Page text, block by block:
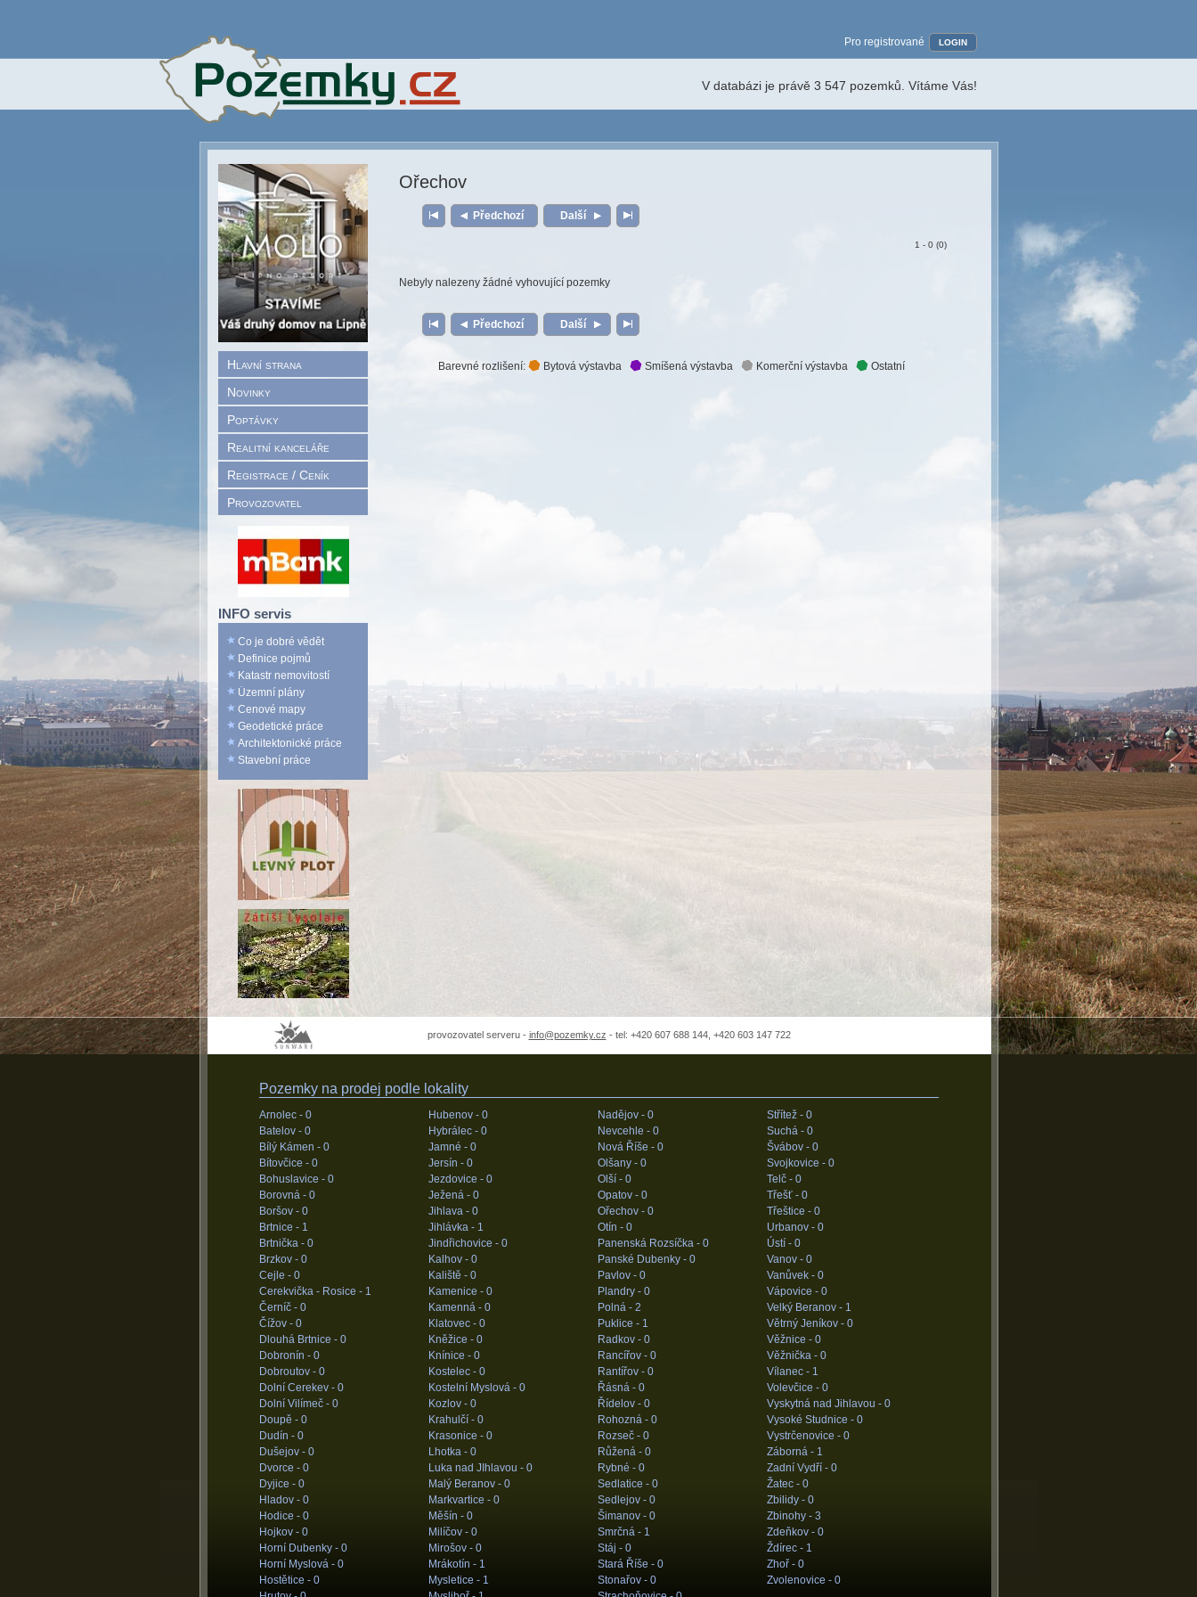
Hlavní strana
Novinky
Poptávky
Realitní kanceláře
Registrace / Ceník
Provozovatel
INFO servis
Co je dobré vědět
Definice pojmů
Katastr nemovitostí
Územní plány
Cenové mapy
Geodetické práce
Architektonické práce
Stavební práce
Pro registrované LOGIN
V databázi je právě 3 547 pozemků. Vítáme Vás!
Ořechov
Předchozí Další
1 - 0 (0)
Nebyly nalezeny žádné vyhovující pozemky
Předchozí Další
Barevné rozlišení: Bytová výstavba Smíšená výstavba Komerční výstavba Ostatní
provozovatel serveru - info@pozemky.cz - tel: +420 607 688 144, +420 603 147 722
Pozemky na prodej podle lokality
Arnolec - 0
Batelov - 0
Bílý Kámen - 0
Bítovčice - 0
Bohuslavice - 0
Borovná - 0
Boršov - 0
Brtnice - 1
Brtnička - 0
Brzkov - 0
Cejle - 0
Cerekvička - Rosice - 1
Černíč - 0
Čížov - 0
Dlouhá Brtnice - 0
Dobronín - 0
Dobroutov - 0
Dolní Cerekev - 0
Dolní Vilímeč - 0
Doupě - 0
Dudín - 0
Dušejov - 0
Dvorce - 0
Dyjice - 0
Hladov - 0
Hodice - 0
Hojkov - 0
Horní Dubenky - 0
Horní Myslová - 0
Hostětice - 0
Hubenov - 0
Hybrálec - 0
Jamné - 0
Jersín - 0
Jezdovice - 0
Ježená - 0
Jihlava - 0
Jihlávka - 1
Jindřichovice - 0
Kalhov - 0
Kaliště - 0
Kamenice - 0
Kamenná - 0
Klatovec - 0
Kněžice - 0
Knínice - 0
Kostelec - 0
Kostelní Myslová - 0
Kozlov - 0
Krahulčí - 0
Krasonice - 0
Lhotka - 0
Luka nad JIhlavou - 0
Malý Beranov - 0
Markvartice - 0
Měšín - 0
Milíčov - 0
Mirošov - 0
Mrákotín - 1
Mysletice - 1
Nadějov - 0
Nevcehle - 0
Nová Říše - 0
Olšany - 0
Olší - 0
Opatov - 0
Ořechov - 0
Otín - 0
Panenská Rozsíčka - 0
Panské Dubenky - 0
Pavlov - 0
Plandry - 0
Polná - 2
Puklice - 1
Radkov - 0
Rancířov - 0
Rantířov - 0
Řásná - 0
Řídelov - 0
Rohozná - 0
Rozseč - 0
Růžená - 0
Rybné - 0
Sedlatice - 0
Sedlejov - 0
Šimanov - 0
Smrčná - 1
Stáj - 0
Stará Říše - 0
Stonařov - 0
Střítež - 0
Suchá - 0
Švábov - 0
Svojkovice - 0
Telč - 0
Třešť - 0
Třeštice - 0
Urbanov - 0
Ústí - 0
Vanov - 0
Vanůvek - 0
Vápovice - 0
Velký Beranov - 1
Větrný Jeníkov - 0
Věžnice - 0
Věžnička - 0
Vílanec - 1
Volevčice - 0
Vyskytná nad Jihlavou - 0
Vysoké Studnice - 0
Vystrčenovice - 0
Záborná - 1
Zadní Vydří - 0
Žatec - 0
Zbilidy - 0
Zbinohy - 3
Zdeňkov - 0
Ždírec - 1
Zhoř - 0
Zvolenovice - 0